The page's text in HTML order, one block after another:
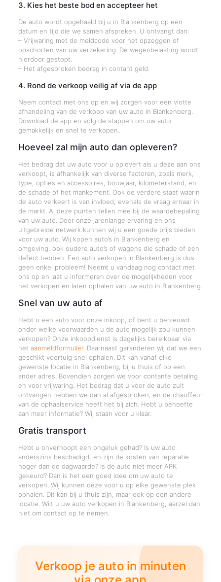
3. Kies het beste bod en accepteer het
De auto wordt opgehaald bij u in Blankenberg op een
datum en tijd die we samen afspreken. U ontvangt dan:
– Vrijwaring met de meldcode voor het opzeggen of
opschorten van uw verzekering. De wegenbelasting wordt
hierdoor gestopt.
– Het afgesproken bedrag in contant geld.
4. Rond de verkoop veilig af via de app
Neem contact met ons op en wij zorgen voor een vlotte
afhandeling van de verkoop van uw auto in Blankenberg.
Download de app en volg de stappen om uw auto
gemakkelijk en snel te verkopen.
Hoeveel zal mijn auto dan opleveren?
Het bedrag dat uw auto voor u oplevert als u deze aan ons
verkoopt, is afhankelijk van diverse factoren, zoals merk,
type, opties en accessoires, bouwjaar, kilometerstand, en
de schade of het mankement. Ook de verdere staat waarin
de auto verkeert is van invloed, evenals de vraag ernaar in
de markt. Al deze punten tellen mee bij de waardebepaling
van uw auto. Door onze jarenlange ervaring en ons
uitgebreide netwerk kunnen wij u een goede prijs bieden
voor uw auto. Wij kopen auto’s in Blankenberg en
omgeving, ook oudere auto’s of wagens die schade of een
defect hebben. Een auto verkopen in Blankenberg is dus
geen enkel probleem! Neemt u vandaag nog contact met
ons op en laat u informeren over de mogelijkheden voor
het verkopen en laten ophalen van uw auto in Blankenberg.
Snel van uw auto af
Hebt u een auto voor onze inkoop, of bent u benieuwd
onder welke voorwaarden u de auto mogelijk zou kunnen
verkopen? Onze inkoopdienst is dagelijks bereikbaar via
het aanmeldformulier. Daarnaast garanderen wij dat we een
geschikt voertuig snel ophalen. Dit kan vanaf elke
gewenste locatie in Blankenberg, bij u thuis of op een
ander adres. Bovendien zorgen we voor contante betaling
en voor vrijwaring. Het bedrag dat u voor de auto zult
ontvangen hebben we dan al afgesproken, en de chauffeur
van de ophaalservice heeft het bij zich. Hebt u behoefte
aan meer informatie? Wij staan voor u klaar.
Gratis transport
Hebt u onverhoopt een ongeluk gehad? Is uw auto
anderszins beschadigd, en zijn de kosten van reparatie
hoger dan de dagwaarde? Is de auto niet meer APK
gekeurd? Dan is het een goed idee om uw auto te
verkopen. Wij kunnen deze voor u op elke gewenste plek
ophalen. Dit kan bij u thuis zijn, maar ook op een andere
locatie. Wilt u uw auto verkopen in Blankenberg, aarzel dan
niet om contact op te nemen.
Verkoop je auto in minuten